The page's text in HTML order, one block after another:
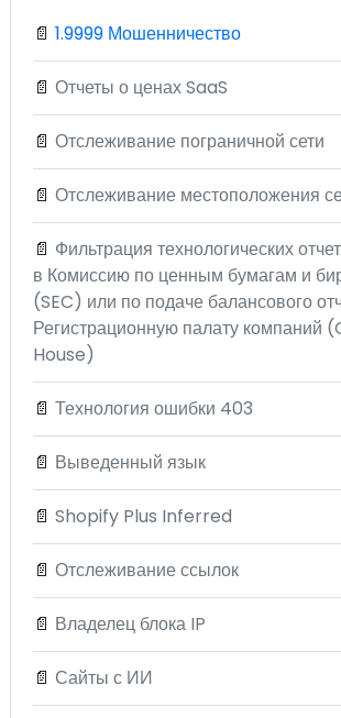
📄 1.9999 Мошенничество
📄 Отчеты о ценах SaaS
📄 Отслеживание пограничной сети
📄 Отслеживание местоположения
📄 Фильтрация технологических
в Комиссию по ценным бумагам и
(SEC) или по подаче балансового
Регистрационную палату компаний
House)
📄 Технология ошибки 403
📄 Выведенный язык
📄 Shopify Plus Inferred
📄 Отслеживание ссылок
📄 Владелец блока IP
📄 Сайты с ИИ